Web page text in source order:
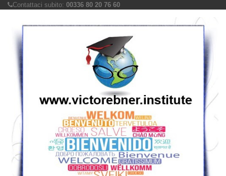
Contattaci subito: 00336 80 20 76 60